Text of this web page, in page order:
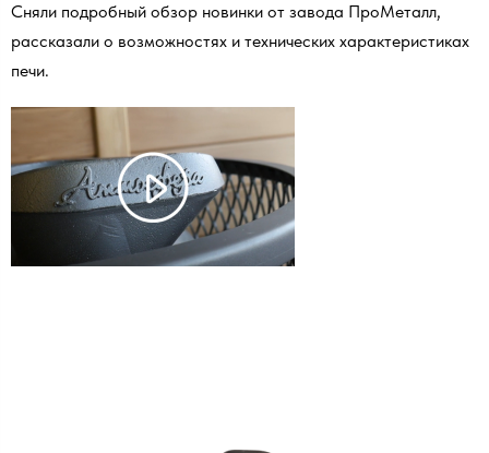
Сняли подробный обзор новинки от завода ПроМеталл,
рассказали о возможностях и технических характеристиках
печи.